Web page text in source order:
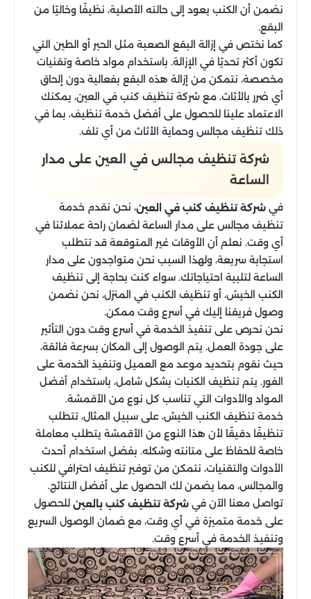
نضمن أن الكنب يعود إلى حالته الأصلية، نظيفًا وخاليًا من
البقع.
كما نختص في إزالة البقع الصعبة مثل الحبر أو الطين التي
تكون أكثر تحديًا في الإزالة. باستخدام مواد خاصة وتقنيات
مخصصة، نتمكن من إزالة هذه البقع بفعالية دون إلحاق
أي ضرر بالأثاث. مع شركة تنظيف كنب في العين، يمكنك
الاعتماد علينا للحصول على أفضل خدمة تنظيف، بما في
ذلك تنظيف مجالس وحماية الأثاث من أي تلف.
شركة تنظيف مجالس في العين على مدار
الساعة
في شركة تنظيف كنب في العين، نحن نقدم خدمة
تنظيف مجالس على مدار الساعة لضمان راحة عملائنا في
أي وقت. نعلم أن الأوقات غير المتوقعة قد تتطلب
استجابة سريعة، ولهذا السبب نحن متواجدون على مدار
الساعة لتلبية احتياجاتك. سواء كنت بحاجة إلى تنظيف
الكنب الخيش، أو تنظيف الكنب في المنزل، نحن نضمن
وصول فريقنا إليك في أسرع وقت ممكن.
نحن نحرص على تنفيذ الخدمة في أسرع وقت دون التأثير
على جودة العمل. يتم الوصول إلى المكان بسرعة فائقة،
حيث نقوم بتحديد موعد مع العميل وتنفيذ الخدمة على
الفور. يتم تنظيف الكنبات بشكل شامل، باستخدام أفضل
المواد والأدوات التي تناسب كل نوع من الأقمشة.
خدمة تنظيف الكنب الخيش، على سبيل المثال، تتطلب
تنظيفًا دقيقًا لأن هذا النوع من الأقمشة يتطلب معاملة
خاصة للحفاظ على متانته وشكله. بفضل استخدام أحدث
الأدوات والتقنيات، نتمكن من توفير تنظيف احترافي للكنب
والمجالس، مما يضمن لك الحصول على أفضل النتائج.
تواصل معنا الآن في شركة تنظيف كنب بالعين للحصول
على خدمة متميزة في أي وقت، مع ضمان الوصول السريع
وتنفيذ الخدمة في أسرع وقت.